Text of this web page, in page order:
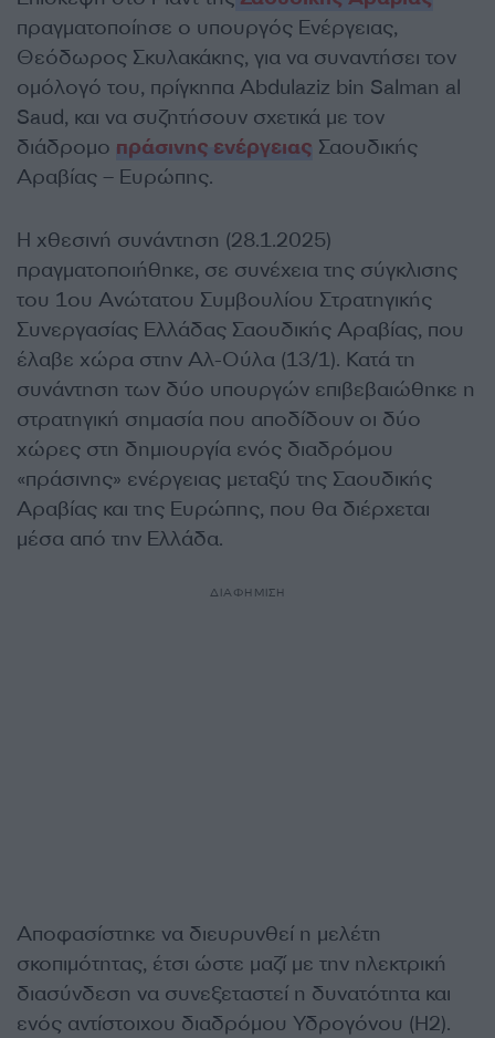
πραγματοποίησε ο υπουργός Ενέργειας,
Θεόδωρος Σκυλακάκης, για να συναντήσει τον
ομόλογό του, πρίγκηπα Abdulaziz bin Salman al
Saud, και να συζητήσουν σχετικά με τον
διάδρομο πράσινης ενέργειας Σαουδικής
Αραβίας – Ευρώπης.
Η χθεσινή συνάντηση (28.1.2025)
πραγματοποιήθηκε, σε συνέχεια της σύγκλισης
του 1ου Ανώτατου Συμβουλίου Στρατηγικής
Συνεργασίας Ελλάδας Σαουδικής Αραβίας, που
έλαβε χώρα στην Αλ-Ούλα (13/1). Κατά τη
συνάντηση των δύο υπουργών επιβεβαιώθηκε η
στρατηγική σημασία που αποδίδουν οι δύο
χώρες στη δημιουργία ενός διαδρόμου
«πράσινης» ενέργειας μεταξύ της Σαουδικής
Αραβίας και της Ευρώπης, που θα διέρχεται
μέσα από την Ελλάδα.
ΔΙΑΦΗΜΙΣΗ
Αποφασίστηκε να διευρυνθεί η μελέτη
σκοπιμότητας, έτσι ώστε μαζί με την ηλεκτρική
διασύνδεση να συνεξεταστεί η δυνατότητα και
ενός αντίστοιχου διαδρόμου Υδρογόνου (Η2).